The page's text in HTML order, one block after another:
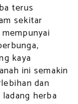
terus
sekitar
kaya
ini semakin
dan
herba